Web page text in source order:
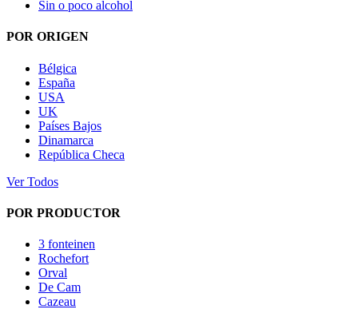
Sin o poco alcohol
POR ORIGEN
Bélgica
España
USA
UK
Países Bajos
Dinamarca
República Checa
Ver Todos
POR PRODUCTOR
3 fonteinen
Rochefort
Orval
De Cam
Cazeau